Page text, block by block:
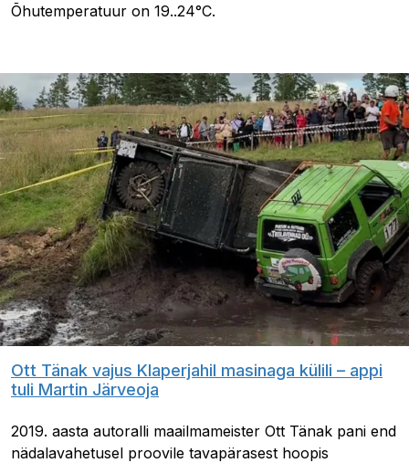
Õhutemperatuur on 19..24°C.
Ott Tänak vajus Klaperjahil masinaga külili – appi
tuli Martin Järveoja
2019. aasta autoralli maailmameister Ott Tänak pani end
nädalavahetusel proovile tavapärasest hoopis